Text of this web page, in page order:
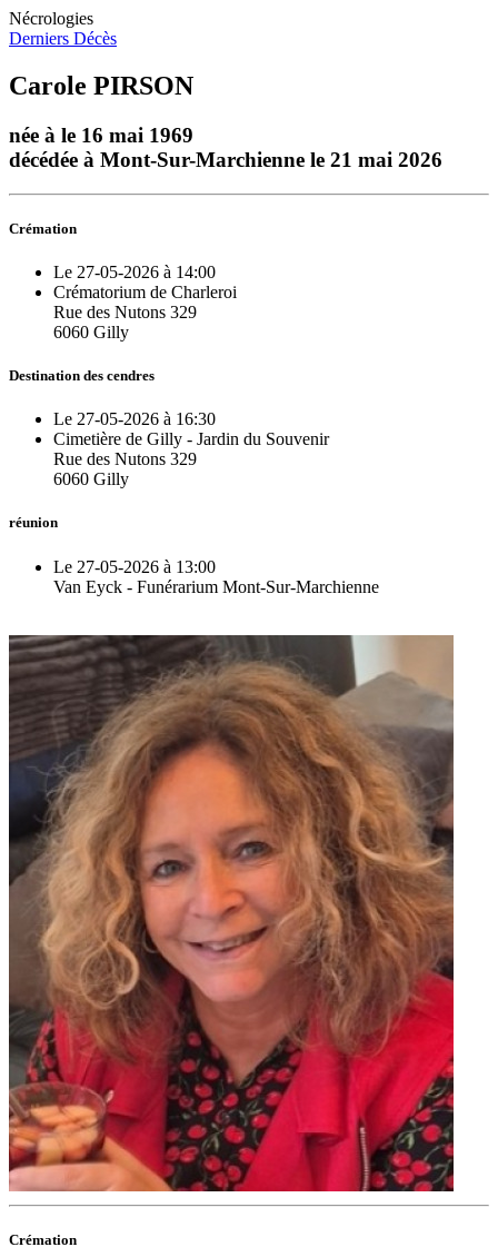
Nécrologies
Derniers Décès
Carole PIRSON
née à le 16 mai 1969
décédée à Mont-Sur-Marchienne le 21 mai 2026
Crémation
Le 27-05-2026 à 14:00
Crématorium de Charleroi
Rue des Nutons 329
6060 Gilly
Destination des cendres
Le 27-05-2026 à 16:30
Cimetière de Gilly - Jardin du Souvenir
Rue des Nutons 329
6060 Gilly
réunion
Le 27-05-2026 à 13:00
Van Eyck - Funérarium Mont-Sur-Marchienne
Crémation